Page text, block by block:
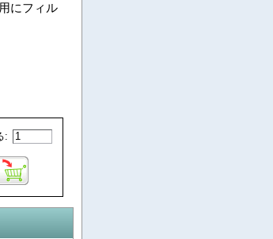
にフィル
: